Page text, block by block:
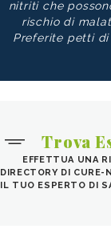
nitriti che
rischio di
Preferite petti
Trova
EFFETTUA UNA
DIRECTORY DI CURE-
IL TUO ESPERTO DI